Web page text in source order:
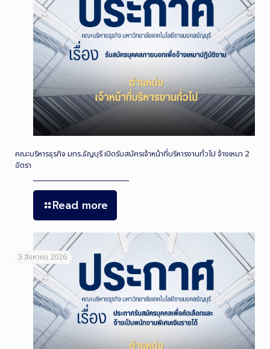
คณะบริหารธุรกิจ มทร.ธัญบุรี เปิดรับสมัครเจ้าหน้าที่บริหารงานทั่วไป จ้างเหมา 2
อัตรา
Read more
3 สิงหาคม 2026